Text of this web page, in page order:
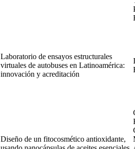
Laboratorio de ensayos estructurales
virtuales de autobuses en Latinoamérica:
innovación y acreditación
Diseño de un fitocosmético antioxidante,